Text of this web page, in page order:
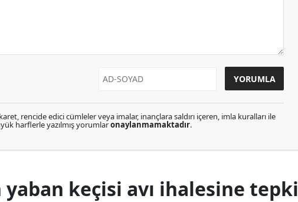
rencide edici cümleler veya imalar, inançlara saldırı içeren, imla kuralları ile
harflerle yazılmış yorumlaronaylanmamaktadır.
yaban keçisi avı ihalesine tepki